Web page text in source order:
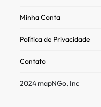
Minha Conta
Política de Privacidade
Contato
2024 mapNGo, Inc